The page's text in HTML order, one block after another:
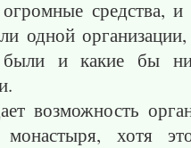
средства,
одной
были и какие бы
возможность
монастыря, хотя